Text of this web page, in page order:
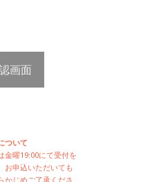
画面
ついて
金曜19:00にて受付を
お申込いただいても
かじめご了承くださ